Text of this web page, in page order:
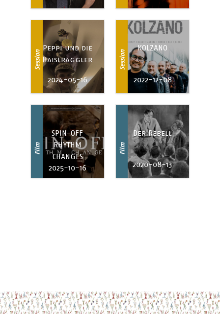
Session
Peppi und die
Haislraggler
2024-05-16
Session
KOLZANO
2022-12-08
Film
SPIN-OFF
RHYTHM
CHANGES
2025-10-16
Film
Der Rebell
2020-08-13